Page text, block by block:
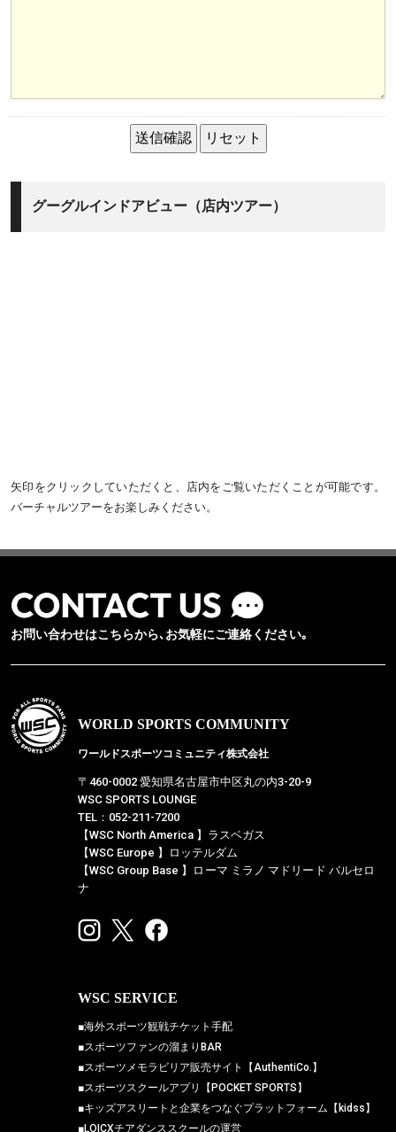
グーグルインドアビュー（店内ツアー）
矢印をクリックしていただくと、店内をご覧いただくことが可能です。
バーチャルツアーをお楽しみください。
お問い合わせはこちらから､お気軽にご連絡ください｡
WORLD SPORTS COMMUNITY
ワールドスポーツコミュニティ株式会社
〒460-0002 愛知県名古屋市中区丸の内3-20-9
WSC SPORTS LOUNGE
TEL：052-211-7200
【WSC North America 】ラスベガス
【WSC Europe 】ロッテルダム
【WSC Group Base 】ローマ ミラノ マドリード バルセロ
ナ
WSC SERVICE
■海外スポーツ観戦チケット手配
■スポーツファンの溜まりBAR
■スポーツメモラビリア販売サイト【AuthentiCo.】
■スポーツスクールアプリ【POCKET SPORTS】
■キッズアスリートと企業をつなぐプラットフォーム【kidss】
■LOICXチアダンススクールの運営